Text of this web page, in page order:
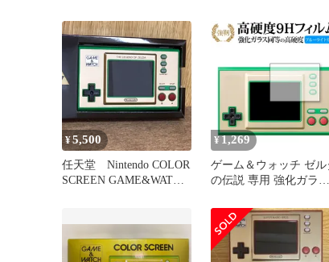
リーン
¥5,500
任天堂 Nintendo COLOR
SCREEN GAME&WATCH
¥1,269
ゲーム＆ウォッチ ゼル
の伝説 専用 強化ガラス
ーライトカット クリア
沢 改訂版 保護フィルム